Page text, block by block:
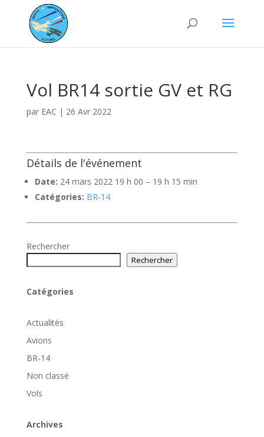
Vol BR14 sortie GV et RG
par EAC | 26 Avr 2022
Détails de l'événement
Date: 24 mars 2022 19 h 00 – 19 h 15 min
Catégories: BR-14
Rechercher
Rechercher
Catégories
Actualités
Avions
BR-14
Non classé
Vols
Archives